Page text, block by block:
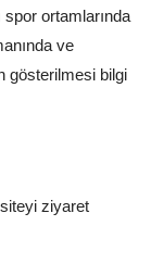
spor ortamlarında
ve
gösterilmesi bilgi
ziyaret